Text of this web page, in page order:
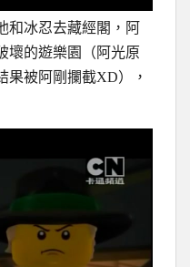
和冰忍去藏經閣，阿
壞的遊樂園（阿光原
果被阿剛攔截XD），